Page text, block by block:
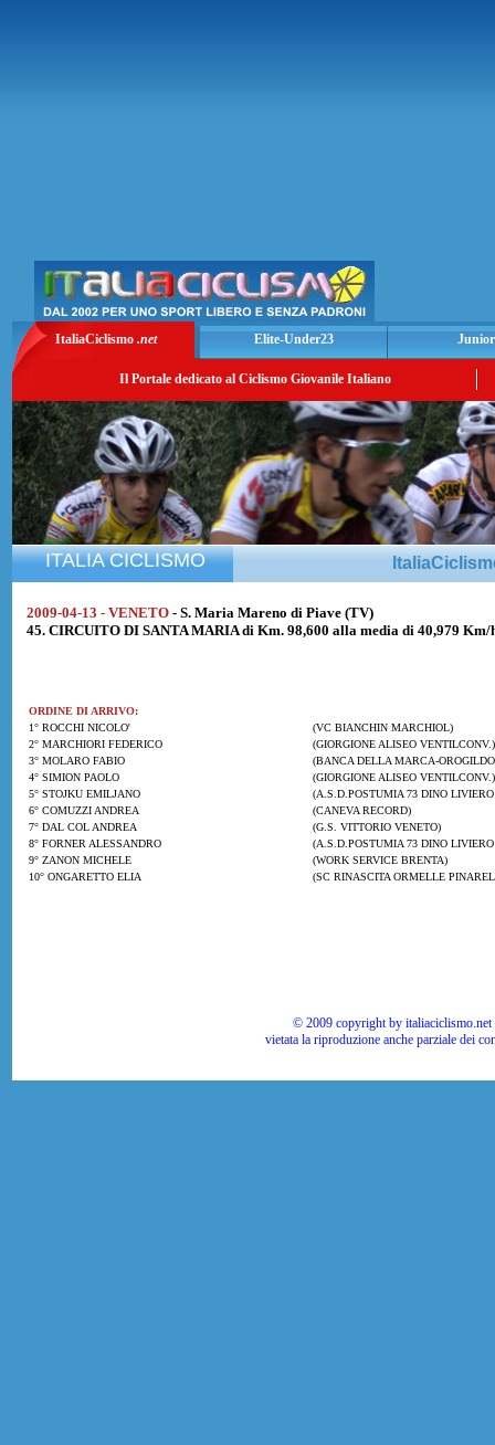
ItaliaCiclismo .net Elite-Under23
Il Portale dedicato al Ciclismo Giovanile Italiano
ITALIA CICLISMO
2009-04-13 - VENETO - S. Maria Mareno di Piave (TV)
45. CIRCUITO DI SANTA MARIA di Km. 98,600 alla media di 40,979 Km/
ORDINE DI ARRIVO:
1° ROCCHI NICOLO'
(VC BIANCHIN MARCHIOL)
2° MARCHIORI FEDERICO
(GIORGIONE ALISEO VENTILCONV.)
3° MOLARO FABIO
(BANCA DELLA MARCA-
4° SIMION PAOLO
(GIORGIONE ALISEO VENTILCONV.)
5° STOJKU EMILJANO
(A.S.D.POSTUMIA 73 DINO
6° COMUZZI ANDREA
(CANEVA RECORD)
7° DAL COL ANDREA
(G.S. VITTORIO VENETO)
8° FORNER ALESSANDRO
(A.S.D.POSTUMIA 73 DINO
9° ZANON MICHELE
(WORK SERVICE BRENTA)
10° ONGARETTO ELIA
(SC RINASCITA ORMELLE
© 2009 copyright by
vietata la riproduzione anche parziale dei